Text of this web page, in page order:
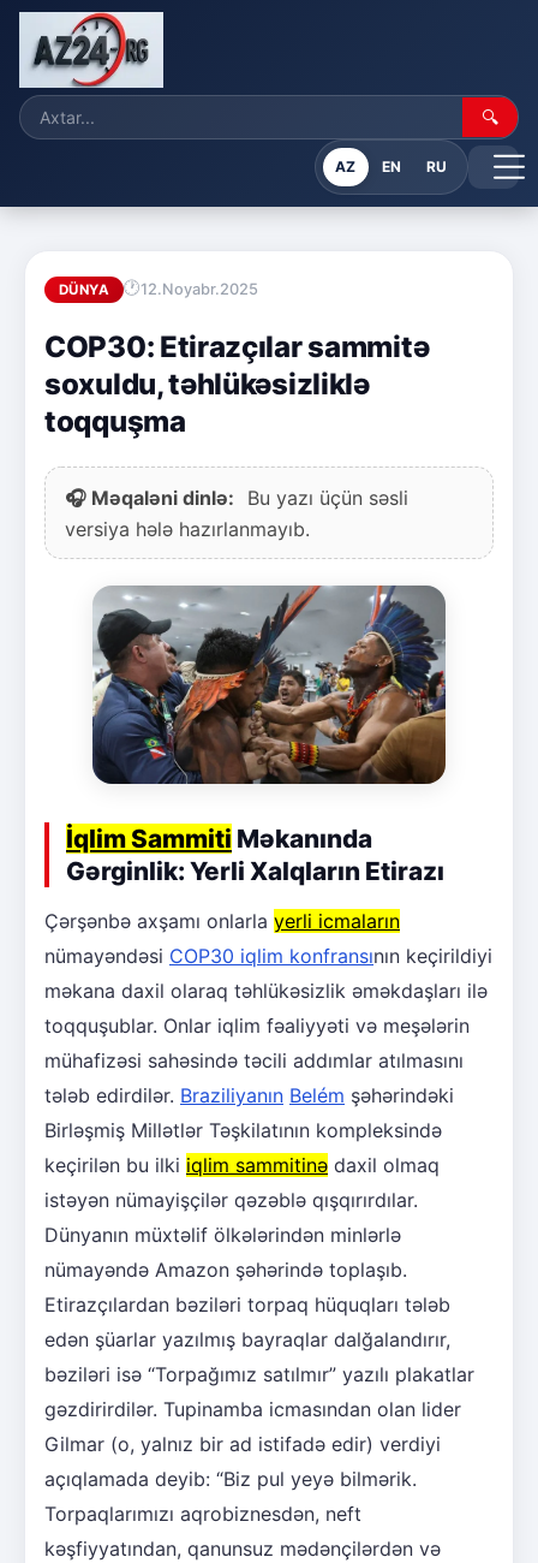
🔍
AZ EN RU
DÜNYA 12.Noyabr.2025
COP30: Etirazçılar sammitə
soxuldu, təhlükəsizliklə
toqquşma
🎧 Məqaləni dinlə:
Bu yazı üçün səsli
versiya hələ hazırlanmayıb.
İqlim Sammiti Məkanında
Gərginlik: Yerli Xalqların Etirazı
Çərşənbə axşamı onlarla yerli icmaların
nümayəndəsi COP30 iqlim konfransının keçirildiyi
məkana daxil olaraq təhlükəsizlik əməkdaşları ilə
toqquşublar. Onlar iqlim fəaliyyəti və meşələrin
mühafizəsi sahəsində təcili addımlar atılmasını
tələb edirdilər. Braziliyanın Belém şəhərindəki
Birləşmiş Millətlər Təşkilatının kompleksində
keçirilən bu ilki iqlim sammitinə daxil olmaq
istəyən nümayişçilər qəzəblə qışqırırdılar.
Dünyanın müxtəlif ölkələrindən minlərlə
nümayəndə Amazon şəhərində toplaşıb.
Etirazçılardan bəziləri torpaq hüquqları tələb
edən şüarlar yazılmış bayraqlar dalğalandırır,
bəziləri isə “Torpağımız satılmır” yazılı plakatlar
gəzdirirdilər. Tupinamba icmasından olan lider
Gilmar (o, yalnız bir ad istifadə edir) verdiyi
açıqlamada deyib: “Biz pul yeyə bilmərik.
Torpaqlarımızı aqrobiznesdən, neft
kəşfiyyatından, qanunsuz mədənçilərdən və